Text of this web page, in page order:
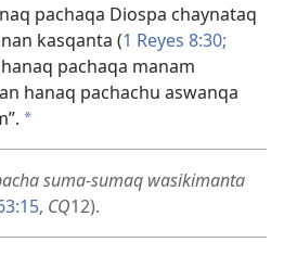
pachaqa Diospa chaynataq
kasqanta (1 Reyes 8:30;
hanaq pachaqa manam
hanaq pachachu aswanqa
a
suma-sumaq wasikimanta
, CQ12).